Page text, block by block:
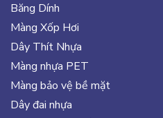
Băng Dính
Màng Xốp Hơi
Dây Thít Nhựa
Màng nhựa PET
Màng bảo vệ bề mặt
Dây đai nhựa